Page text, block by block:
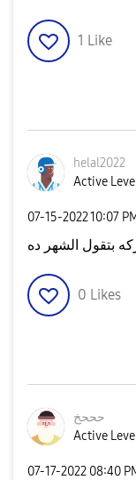
1 Like
helal2022
Active
‎07-15-202210:07
بتقول الشهر ده
0 Likes
حححخ
Active
‎07-17-2022 08:40